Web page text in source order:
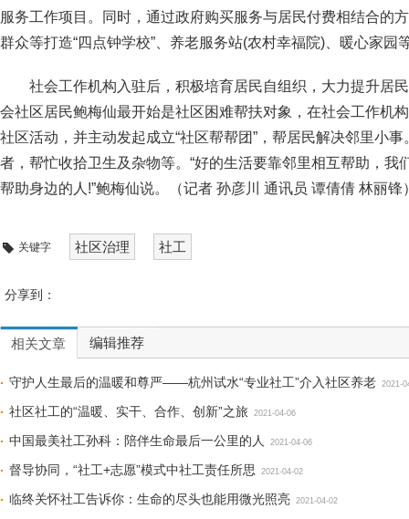
服务工作项目。同时，通过政府购买服务与居民付费相结合的
群众等打造“四点钟学校”、养老服务站(农村幸福院)、暖心家园
社会工作机构入驻后，积极培育居民自组织，大力提升居
会社区居民鲍梅仙最开始是社区困难帮扶对象，在社会工作机
社区活动，并主动发起成立“社区帮帮团”，帮居民解决邻里小
者，帮忙收拾卫生及杂物等。“好的生活要靠邻里相互帮助，我
帮助身边的人!”鲍梅仙说。（记者 孙彦川 通讯员 谭倩倩 林丽锋
关键字 社区治理 社工
分享到：
相关文章 编辑推荐
守护人生最后的温暖和尊严——杭州试水“专业社工”介入社区养老 2021-
社区社工的“温暖、实干、合作、创新”之旅 2021-04-06
中国最美社工孙科：陪伴生命最后一公里的人 2021-04-06
督导协同，“社工+志愿”模式中社工责任所思 2021-04-02
临终关怀社工告诉你：生命的尽头也能用微光照亮 2021-04-02